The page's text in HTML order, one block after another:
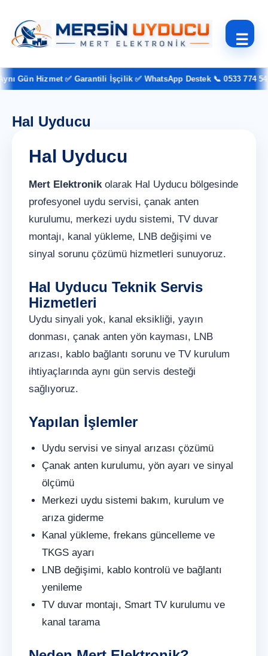
☰
Gün Hizmet ✅ Garantili İşçilik ✅ WhatsApp Destek 📞 0533 774 54
Hal Uyducu
Hal Uyducu
Mert Elektronikolarak Hal Uyducu bölgesinde
profesyonel uydu servisi, çanak anten
kurulumu, merkezi uydu sistemi, TV duvar
montajı, kanal yükleme, LNB değişimi ve
sinyal sorunu çözümü hizmetleri sunuyoruz.
Hal Uyducu Teknik Servis
Hizmetleri
Uydu sinyali yok, kanal eksikliği, yayın
donması, çanak anten yön kayması, LNB
arızası, kablo bağlantı sorunu ve TV kurulum
ihtiyaçlarında aynı gün servis desteği
sağlıyoruz.
Yapılan İşlemler
Uydu servisi ve sinyal arızası çözümü
Çanak anten kurulumu, yön ayarı ve sinyal
ölçümü
Merkezi uydu sistemi bakım, kurulum ve
arıza giderme
Kanal yükleme, frekans güncelleme ve
TKGS ayarı
LNB değişimi, kablo kontrolü ve bağlantı
yenileme
TV duvar montajı, Smart TV kurulumu ve
kanal tarama